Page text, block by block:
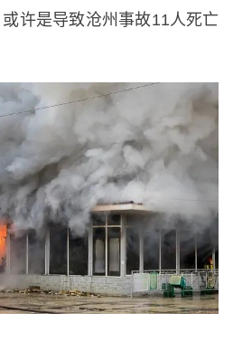
许是导致沧州事故11人死亡